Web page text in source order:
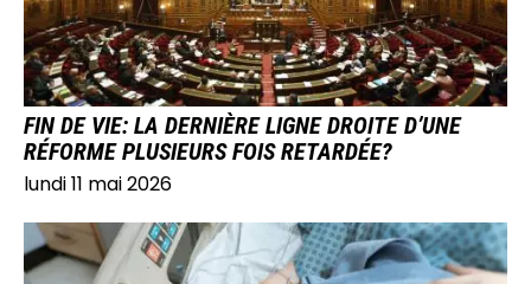
FIN DE VIE: LA DERNIÈRE LIGNE DROITE D’UNE
RÉFORME PLUSIEURS FOIS RETARDÉE?
lundi 11 mai 2026
IMAGE